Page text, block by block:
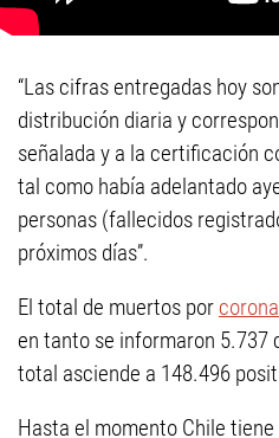
“Las cifras entregadas hoy
distribución diaria y
señalada y a la certificación
tal como había adelantado
personas (fallecidos
próximos días”.
El total de muertos por
en tanto se informaron 5.737
total asciende a 148.496
Hasta el momento Chile